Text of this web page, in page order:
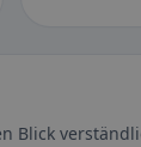
Blick